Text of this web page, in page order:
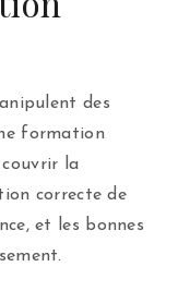
des
formation
la
correcte de
et les bonnes